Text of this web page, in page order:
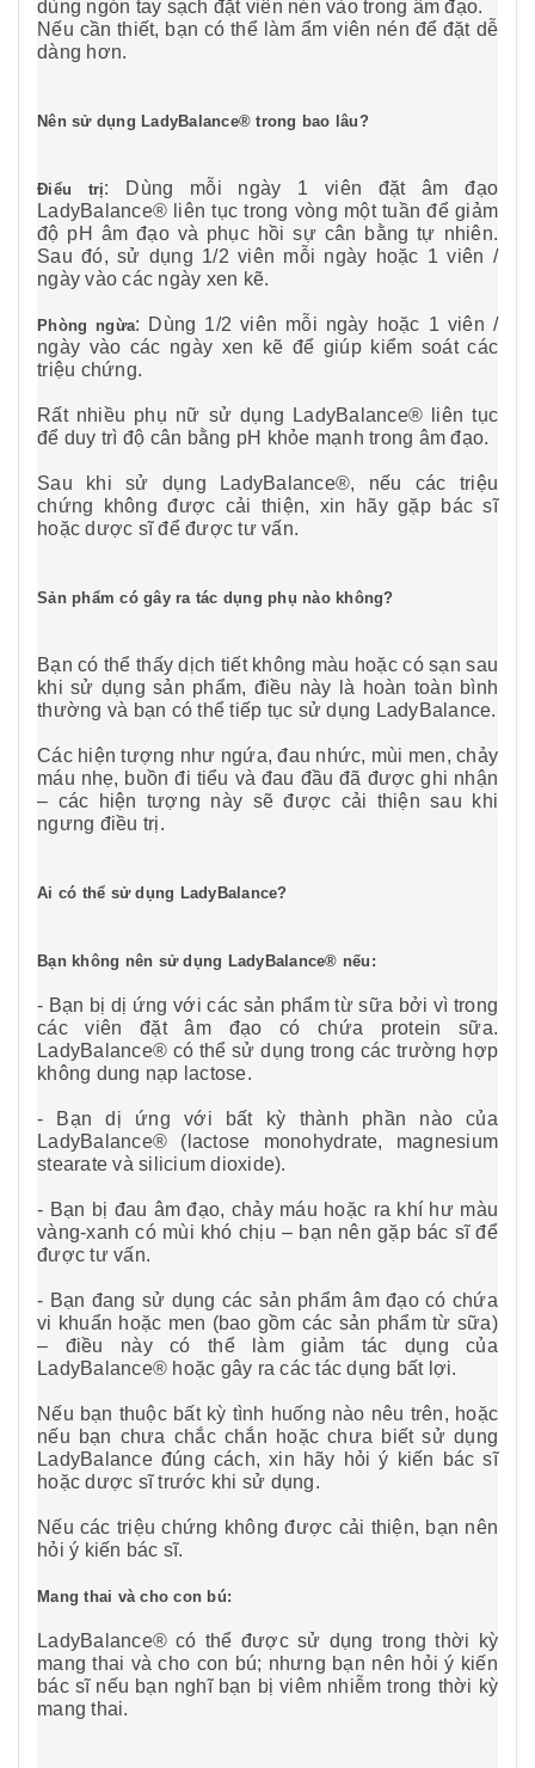
dùng ngón tay sạch đặt viên nén vào trong âm đạo.
Nếu cần thiết, bạn có thể làm ẩm viên nén để đặt dễ
dàng hơn.
Nên sử dụng LadyBalance® trong bao lâu?
Điểu trị: Dùng mỗi ngày 1 viên đặt âm đạo
LadyBalance® liên tục trong vòng một tuần để giảm
độ pH âm đạo và phục hồi sự cân bằng tự nhiên.
Sau đó, sử dụng 1/2 viên mỗi ngày hoặc 1 viên /
ngày vào các ngày xen kẽ.
Phòng ngừa: Dùng 1/2 viên mỗi ngày hoặc 1 viên /
ngày vào các ngày xen kẽ để giúp kiểm soát các
triệu chứng.
Rất nhiều phụ nữ sử dụng LadyBalance® liên tục
để duy trì độ cân bằng pH khỏe mạnh trong âm đạo.
Sau khi sử dụng LadyBalance®, nếu các triệu
chứng không được cải thiện, xin hãy gặp bác sĩ
hoặc dược sĩ để được tư vấn.
Sản phẩm có gây ra tác dụng phụ nào không?
Bạn có thể thấy dịch tiết không màu hoặc có sạn sau
khi sử dụng sản phẩm, điều này là hoàn toàn bình
thường và bạn có thể tiếp tục sử dụng LadyBalance.
Các hiện tượng như ngứa, đau nhức, mùi men, chảy
máu nhẹ, buồn đi tiểu và đau đầu đã được ghi nhận
– các hiện tượng này sẽ được cải thiện sau khi
ngưng điều trị.
Ai có thể sử dụng LadyBalance?
Bạn không nên sử dụng LadyBalance® nếu:
- Bạn bị dị ứng với các sản phẩm từ sữa bởi vì trong
các viên đặt âm đạo có chứa protein sữa.
LadyBalance® có thể sử dụng trong các trường hợp
không dung nạp lactose.
- Bạn dị ứng với bất kỳ thành phần nào của
LadyBalance® (lactose monohydrate, magnesium
stearate và silicium dioxide).
- Bạn bị đau âm đạo, chảy máu hoặc ra khí hư màu
vàng-xanh có mùi khó chịu – bạn nên gặp bác sĩ để
được tư vấn.
- Bạn đang sử dụng các sản phẩm âm đạo có chứa
vi khuẩn hoặc men (bao gồm các sản phẩm từ sữa)
– điều này có thể làm giảm tác dụng của
LadyBalance® hoặc gây ra các tác dụng bất lợi.
Nếu bạn thuộc bất kỳ tình huống nào nêu trên, hoặc
nếu bạn chưa chắc chắn hoặc chưa biết sử dụng
LadyBalance đúng cách, xin hãy hỏi ý kiến bác sĩ
hoặc dược sĩ trước khi sử dụng.
Nếu các triệu chứng không được cải thiện, bạn nên
hỏi ý kiến bác sĩ.
Mang thai và cho con bú:
LadyBalance® có thể được sử dụng trong thời kỳ
mang thai và cho con bú; nhưng bạn nên hỏi ý kiến
bác sĩ nếu bạn nghĩ bạn bị viêm nhiễm trong thời kỳ
mang thai.